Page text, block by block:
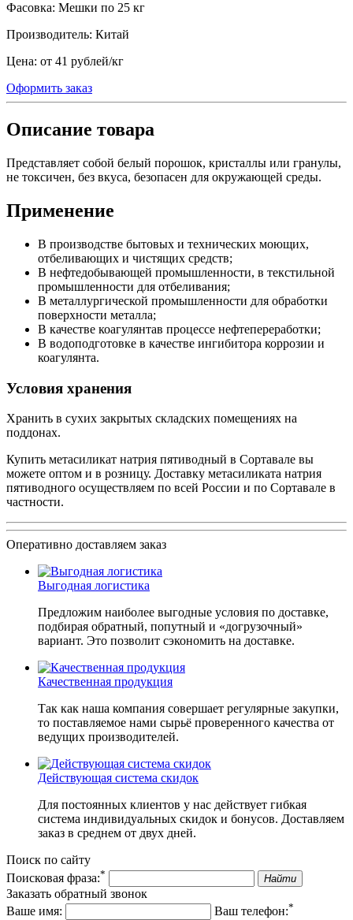
Фасовка: Мешки по 25 кг
Производитель: Китай
Цена: от 41 рублей/кг
Оформить заказ
Описание товара
Представляет собой белый порошок, кристаллы или гранулы,
не токсичен, без вкуса, безопасен для окружающей среды.
Применение
В производстве бытовых и технических моющих,
отбеливающих и чистящих средств;
В нефтедобывающей промышленности, в текстильной
промышленности для отбеливания;
В металлургической промышленности для обработки
поверхности металла;
В качестве коагулянтав процессе нефтепереработки;
В водоподготовке в качестве ингибитора коррозии и
коагулянта.
Условия хранения
Хранить в сухих закрытых складских помещениях на
поддонах.
Купить метасиликат натрия пятиводный в Сортавале вы
можете оптом и в розницу. Доставку метасиликата натрия
пятиводного осуществляем по всей России и по Сортавале в
частности.
Оперативно доставляем заказ
Выгодная логистика
Предложим наиболее выгодные условия по доставке,
подбирая обратный, попутный и «догрузочный»
вариант. Это позволит сэкономить на доставке.
Качественная продукция
Так как наша компания совершает регулярные закупки,
то поставляемое нами сырьё проверенного качества от
ведущих производителей.
Действующая система скидок
Для постоянных клиентов у нас действует гибкая
система индивидуальных скидок и бонусов. Доставляем
заказ в среднем от двух дней.
Поиск по сайту
Поисковая фраза:* Найти
Заказать обратный звонок
Ваше имя:
Ваш телефон:*